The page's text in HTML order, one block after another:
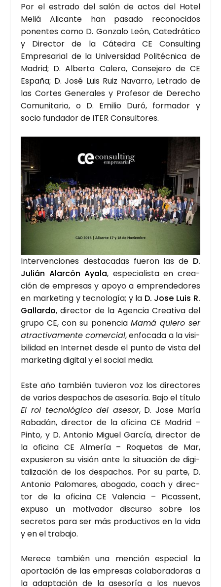
Por el estra­do del salón de actos del Hotel
Meliá Ali­can­te han pasa­do reco­no­ci­dos
ponen­tes como D. Gon­za­lo León, Cate­drá­ti­co
y Direc­tor de la Cáte­dra CE Con­sul­ting
Empre­sa­rial de la Uni­ver­si­dad Poli­téc­ni­ca de
Madrid; D. Alber­to Cale­ro, Con­se­je­ro de CE
Espa­ña; D. José Luis Ruiz Nava­rro, Letra­do de
las Cor­tes Gene­ra­les y Pro­fe­sor de Dere­cho
Comu­ni­ta­rio, o D. Emi­lio Duró, for­ma­dor y
socio fun­da­dor de ITER Con­sul­to­res.
Inter­ven­cio­nes des­ta­ca­das fue­ron las de D.
Julián Alar­cón Aya­la, espe­cia­lis­ta en crea­
ción de empre­sas y apo­yo a empren­de­do­res
en mar­ke­ting y tec­no­lo­gía; y la D. Jose Luis R.
Gallar­do, direc­tor de la Agen­cia Crea­ti­va del
gru­po CE, con su ponen­cia Mamá quie­ro ser
atrac­ti­va­men­te comer­cial, enfo­ca­da a la visi­
bi­li­dad en Inter­net des­de el pun­to de vis­ta del
mar­ke­ting digi­tal y el social media.
Este año tam­bién tuvie­ron voz los direc­to­res
de varios des­pa­chos de ase­so­ría. Bajo el títu­lo
El rol tec­no­ló­gi­co del ase­sor, D. Jose María
Raba­dán, direc­tor de la ofi­ci­na CE Madrid –
Pin­to, y D. Anto­nio Miguel Gar­cía, direc­tor de
la ofi­ci­na CE Alme­ría – Roque­tas de Mar,
expu­sie­ron su visión ante la situa­ción de digi­
ta­li­za­ción de los des­pa­chos. Por su par­te, D.
Anto­nio Palo­ma­res, abo­ga­do, coach y direc­
tor de la ofi­ci­na CE Valen­cia – Picas­sent,
expu­so un moti­va­dor dis­cur­so sobre los
secre­tos para ser más pro­duc­ti­vos en la vida
y en el tra­ba­jo.
Mere­ce tam­bién una men­ción espe­cial la
apor­ta­ción de las empre­sas cola­bo­ra­do­ras a
la adap­ta­ción de la ase­so­ría a los nue­vos